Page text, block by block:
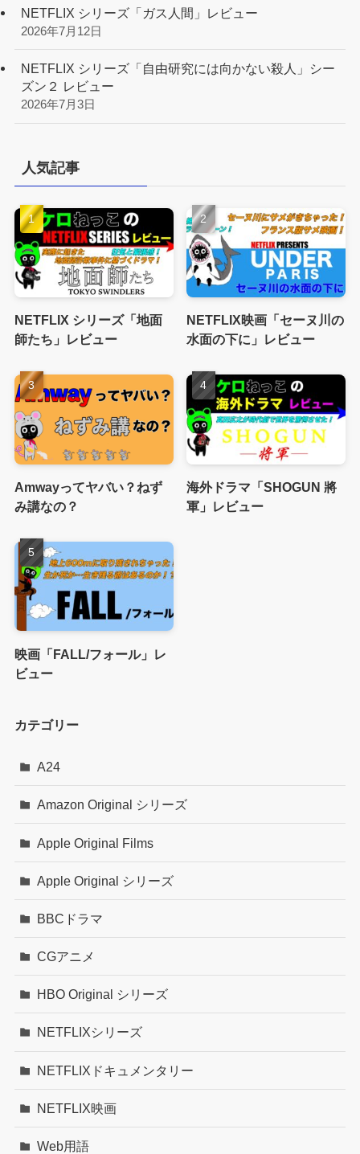
NETFLIX シリーズ「ガス人間」レビュー
2026年7月12日
NETFLIX シリーズ「自由研究には向かない殺人」シー
ズン２ レビュー
2026年7月3日
人気記事
NETFLIX シリーズ「地面
師たち」レビュー
NETFLIX映画「セーヌ川の
水面の下に」レビュー
Amwayってヤバい？ねず
み講なの？
海外ドラマ「SHOGUN 將
軍」レビュー
映画「FALL/フォール」レ
ビュー
カテゴリー
A24
Amazon Original シリーズ
Apple Original Films
Apple Original シリーズ
BBCドラマ
CGアニメ
HBO Original シリーズ
NETFLIXシリーズ
NETFLIXドキュメンタリー
NETFLIX映画
Web用語